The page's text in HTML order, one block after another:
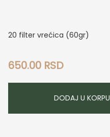
20 filter vrećica (60gr)
650.00 RSD
DODAJ U KORPU